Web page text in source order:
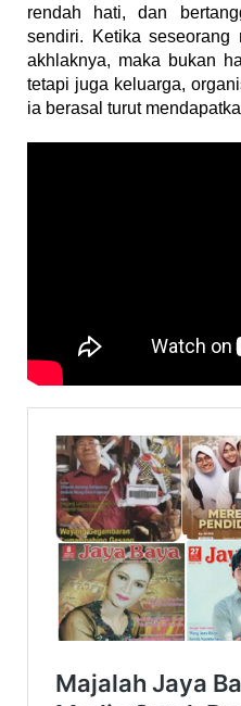
rendah hati, dan
sendiri. Ketika seseorang
akhlaknya, maka bukan
tetapi juga keluarga,
ia berasal turut